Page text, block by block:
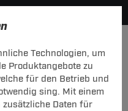
Technologien, um
Produktangebote zu
für den Betrieb und
sing. Mit einem
Daten für
Fiat Sedici